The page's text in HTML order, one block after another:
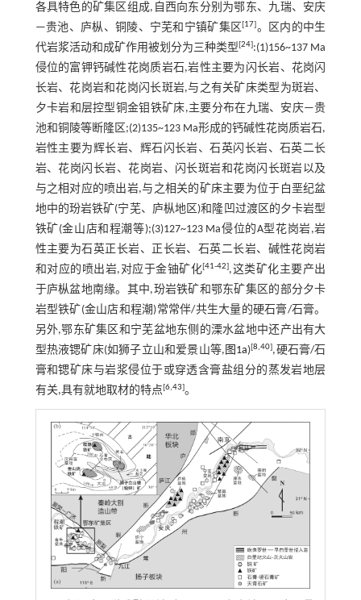
各具特色的矿集区组成,自西向东分别为鄂东、九瑞、安庆
—贵池、庐枞、铜陵、宁芜和宁镇矿集区[17]。区内的中生
代岩浆活动和成矿作用被划分为三种类型[24]:(1)156~137 Ma
侵位的富钾钙碱性花岗质岩石,岩性主要为闪长岩、花岗闪
长岩、花岗岩和花岗闪长斑岩,与之有关矿床类型为斑岩、
夕卡岩和层控型铜金钼铁矿床,主要分布在九瑞、安庆—贵
池和铜陵等断隆区;(2)135~123 Ma形成的钙碱性花岗质岩石,
岩性主要为辉长岩、辉石闪长岩、石英闪长岩、石英二长
岩、花岗闪长岩、花岗岩、闪长斑岩和花岗闪长斑岩以及
与之相对应的喷出岩,与之相关的矿床主要为位于白垩纪盆
地中的玢岩铁矿(宁芜、庐枞地区)和隆凹过渡区的夕卡岩型
铁矿(金山店和程潮等);(3)127~123 Ma侵位的A型花岗岩,岩
性主要为石英正长岩、正长岩、石英二长岩、碱性花岗岩
和对应的喷出岩,对应于金铀矿化[41-42],这类矿化主要产出
于庐枞盆地南缘。其中,玢岩铁矿和鄂东矿集区的部分夕卡
岩型铁矿(金山店和程潮)常常伴/共生大量的硬石膏/石膏。
另外,鄂东矿集区和宁芜盆地东侧的溧水盆地中还产出有大
型热液锶矿床(如狮子立山和爱景山等, 图1a)[8,40],硬石膏/石
膏和锶矿床与岩浆侵位于或穿透含膏盐组分的蒸发岩地层
有关,具有就地取材的特点[6,43]。